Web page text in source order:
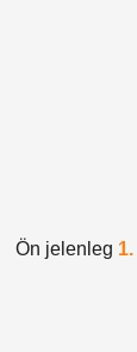
Ön jelenleg 1.